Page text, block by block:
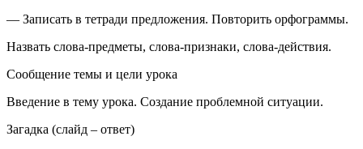
— Записать в тетради предложения. Повторить орфограммы.
Назвать слова-предметы, слова-признаки, слова-действия.
Сообщение темы и цели урока
Введение в тему урока. Создание проблемной ситуации.
Загадка (слайд – ответ)